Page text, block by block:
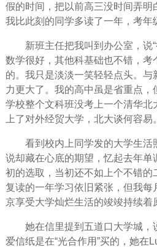
假的时间 ，把以前高三没时间弄
我比此刻的同学多读了一年，考年
新班主任把我叫到办公室，说
数学很好，其他科基础也不错，考
的。我只是淡淡一笑轻轻点头。与
力更大了。我的高中 虽是省重点，
学校整个文科班没考上一个清华北
上了对外经贸大学，北大谈何容易。
看到校内上同学发的大学生活
说却藏在心底的期望，忆起去年单
初的选取，当初还不如上个不错的
复读的一年学习依旧紧张，但我每
京享受大学灿烂生活的竣竣持续着
她在信里提到五道口大学城，
爱信纸是在“光合作用”买的，她在